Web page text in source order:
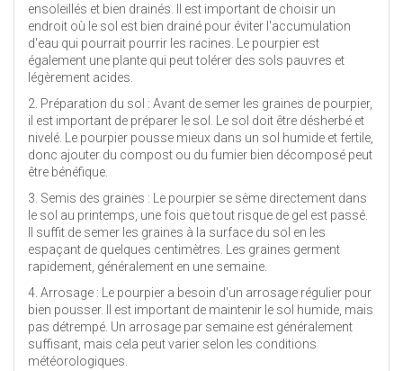
ensoleillés et bien drainés. Il est important de choisir un
endroit où le sol est bien drainé pour éviter l'accumulation
d'eau qui pourrait pourrir les racines. Le pourpier est
également une plante qui peut tolérer des sols pauvres et
légèrement acides.
2. Préparation du sol : Avant de semer les graines de pourpier,
il est important de préparer le sol. Le sol doit être désherbé et
nivelé. Le pourpier pousse mieux dans un sol humide et fertile,
donc ajouter du compost ou du fumier bien décomposé peut
être bénéfique.
3. Semis des graines : Le pourpier se sème directement dans
le sol au printemps, une fois que tout risque de gel est passé.
Il suffit de semer les graines à la surface du sol en les
espaçant de quelques centimètres. Les graines germent
rapidement, généralement en une semaine.
4. Arrosage : Le pourpier a besoin d'un arrosage régulier pour
bien pousser. Il est important de maintenir le sol humide, mais
pas détrempé. Un arrosage par semaine est généralement
suffisant, mais cela peut varier selon les conditions
météorologiques.